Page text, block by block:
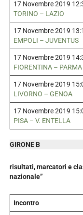
17 Novembre 2019
TORINO – LAZIO
17 Novembre 2019
EMPOLI – JUVENTUS
17 Novembre 2019
FIORENTINA – PARMA
17 Novembre 2019
LIVORNO – GENOA
17 Novembre 2019
PISA – V. ENTELLA
GIRONE B
risultati, marcatori e
nazionale”
Incontro